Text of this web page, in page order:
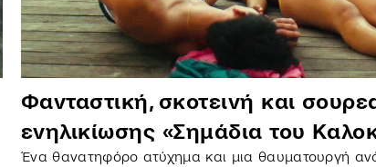
Φανταστική, σκοτεινή και
ενηλικίωσης «Σημάδια του
Ένα θανατηφόρο ατύχημα και μια θαυματουργή